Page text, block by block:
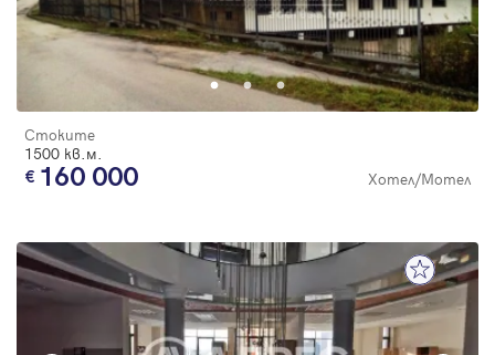
Стоките
1500 кв.м.
160 000 Хотел/Мотел